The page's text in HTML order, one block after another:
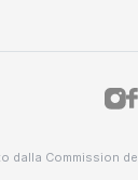
dalla Commission de